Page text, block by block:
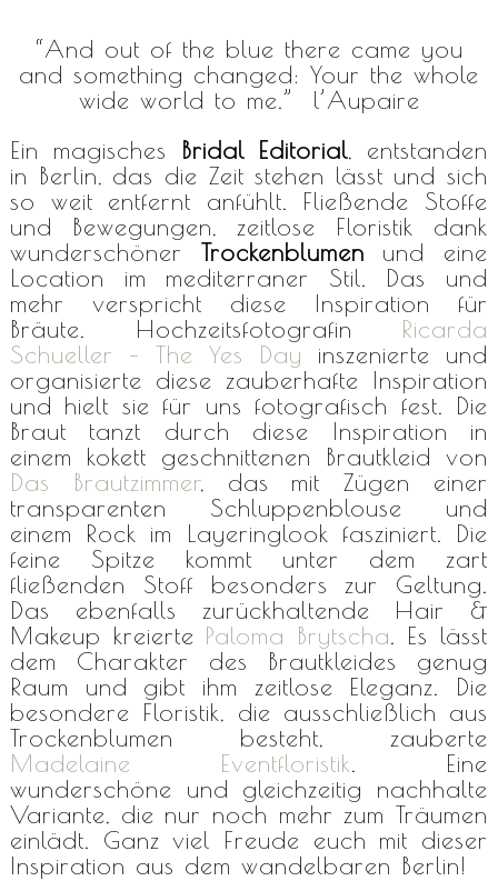
“And out of the blue there came you
and something changed: Your the whole
wide world to me.”
l’Aupaire
Ein magisches Bridal Editorial, entstanden
in Berlin, das die Zeit stehen lässt und sich
so weit entfernt anfühlt. Fließende Stoffe
und Bewegungen, zeitlose Floristik dank
wunderschöner Trockenblumen und eine
Location im mediterraner Stil. Das und
mehr verspricht diese Inspiration für
Bräute. Hochzeitsfotografin Ricarda
Schueller – The Yes Day inszenierte und
organisierte diese zauberhafte Inspiration
und hielt sie für uns fotografisch fest. Die
Braut tanzt durch diese Inspiration in
einem kokett geschnittenen Brautkleid von
Das Brautzimmer, das mit Zügen einer
transparenten Schluppenblouse und
einem Rock im Layeringlook fasziniert. Die
feine Spitze kommt unter dem zart
fließenden Stoff besonders zur Geltung.
Das ebenfalls zurückhaltende Hair &
Makeup kreierte Paloma Brytscha. Es lässt
dem Charakter des Brautkleides genug
Raum und gibt ihm zeitlose Eleganz. Die
besondere Floristik, die ausschließlich aus
Trockenblumen besteht, zauberte
Madelaine Eventfloristik. Eine
wunderschöne und gleichzeitig nachhalte
Variante, die nur noch mehr zum Träumen
einlädt. Ganz viel Freude euch mit dieser
Inspiration aus dem wandelbaren Berlin!